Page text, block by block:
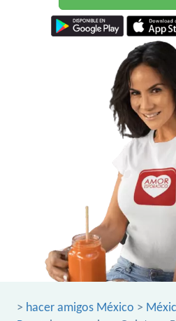
> hacer amigos México >